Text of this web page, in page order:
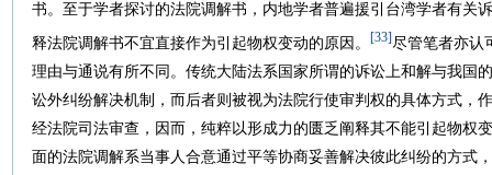
书。至于学者探讨的法院调解书，内地学者普遍援引台湾学者有关
释法院调解书不宜直接作为引起物权变动的原因。 [33]尽管笔者亦认
理由与通说有所不同。传统大陆法系国家所谓的诉讼上和解与我国
讼外纠纷解决机制，而后者则被视为法院行使审判权的具体方式，
经法院司法审查，因而，纯粹以形成力的匮乏阐释其不能引起物权
面的法院调解系当事人合意通过平等协商妥善解决彼此纠纷的方式